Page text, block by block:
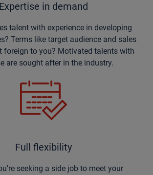
Expertise in demand
talent with experience in developing
Terms like target audience and sales
foreign to you? Motivated talents with
are sought after in the industry.
Full flexibility
seeking a side job to meet your